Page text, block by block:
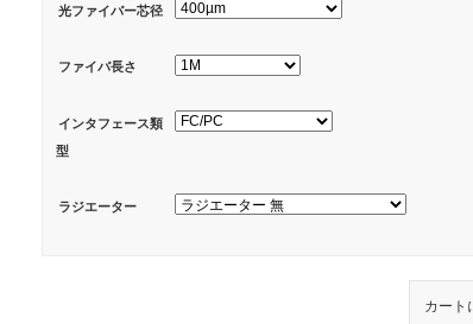
光ファイバー芯径
ファイバ長さ
インタフェース類
型
ラジエーター
カート